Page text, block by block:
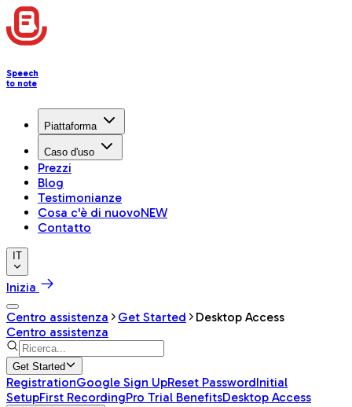
Speech
to note
Piattaforma
Caso d'uso
Prezzi
Blog
Testimonianze
Cosa c'è di nuovoNEW
Contatto
IT
Inizia
Centro assistenza
Get Started
Desktop Access
Centro assistenza
Get Started
RegistrationGoogle Sign UpReset PasswordInitial
SetupFirst RecordingPro Trial BenefitsDesktop Access